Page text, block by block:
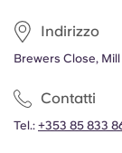
Indirizzo
Brewers Close,
Contatti
Tel.: +353 85 833